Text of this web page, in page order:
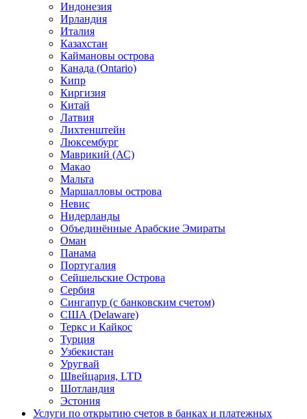
Индонезия
Ирландия
Италия
Казахстан
Каймановы острова
Канада (Ontario)
Кипр
Киргизия
Китай
Латвия
Лихтенштейн
Люксембург
Маврикий (АС)
Макао
Мальта
Маршалловы острова
Нeвис
Нидерланды
Объединённые Арабские Эмираты
Оман
Панама
Португалия
Сейшельские Острова
Сербия
Сингапур (c банковским счетом)
США (Delaware)
Теркс и Кайкос
Турция
Узбекистан
Уругвай
Швейцария, LTD
Шотландия
Эстония
Услуги по открытию счетов в банках и платежных